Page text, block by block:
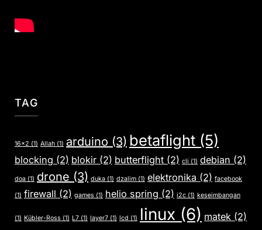
TAG
16x2 (1) Allah (1) arduino (3) betaflight (5)
blocking (2) blokir (2) butterflight (2) cli (1) debian (2)
doa (1) drone (3) duka (1) dzalim (1) elektronika (2) facebook
(1) firewall (2) games (1) helio spring (2) i2c (1) keseimbangan
(1) Kübler-Ross (1) L7 (1) layer7 (1) lcd (1) linux (6) matek (2)